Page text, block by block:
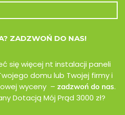
ZADZWOŃ DO NAS!
się więcej nt instalacji paneli
domu lub Twojej firmy i
wyceny – zadzwoń do nas.
Dotacją Mój Prąd 3000 zł?